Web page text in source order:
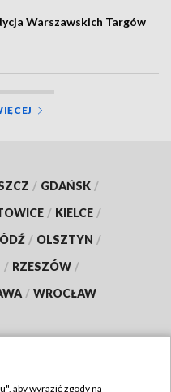
Warszawskich Targów
/ GDAŃSK /
/ KIELCE /
/ OLSZTYN /
/ RZESZÓW /
/ WROCŁAW
aby wyrazić zgody na